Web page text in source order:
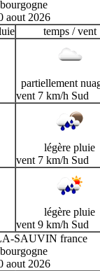
aout 2026
temps / vent
partiellement
vent 7 km/h Sud
légère pluie
vent 7 km/h Sud
légère pluie
vent 9 km/h Sud
SAUVIN france
aout 2026